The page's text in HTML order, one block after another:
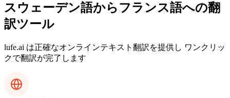
スウェーデン語からフランス語への翻
訳ツール
lufe.ai は正確なオンラインテキスト翻訳を提供し ワンクリッ
クで翻訳が完了します